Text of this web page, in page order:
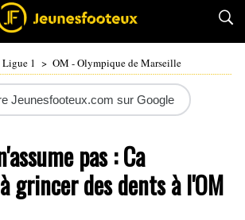
Ligue 1 > OM - Olympique de Marseille
Jeunesfooteux.com sur Google
pas : Ca
grincer des dents à l'OM